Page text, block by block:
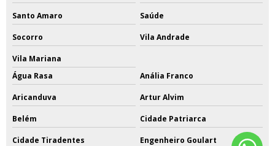
Santo Amaro Saúde
Socorro Vila Andrade
Vila Mariana
Água Rasa
Anália Franco
Aricanduva Artur Alvim
Belém Cidade Patriarca
Cidade Tiradentes Engenheiro Goulart